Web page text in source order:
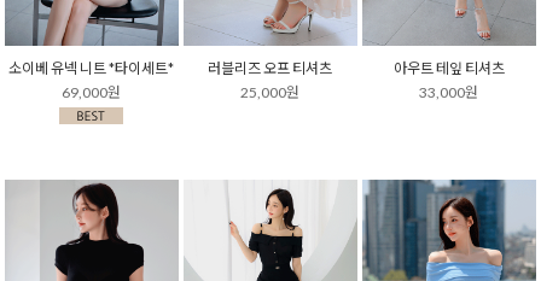
소이베 유넥 니트 *타이세트*
69,000원
러블리즈 오프 티셔츠
25,000원
아우트 테잎 티셔츠
33,000원